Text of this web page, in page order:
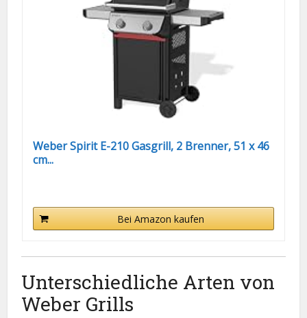
Weber Spirit E-210 Gasgrill, 2 Brenner, 51 x 46
cm...
Bei Amazon kaufen
Unterschiedliche Arten von
Weber Grills